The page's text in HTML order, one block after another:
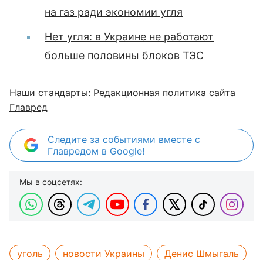
на газ ради экономии угля
Нет угля: в Украине не работают
больше половины блоков ТЭС
Наши стандарты: Редакционная политика сайта
Главред
Следите за событиями вместе с
Главредом в Google!
Мы в соцсетях:
уголь новости Украины Денис Шмыгаль